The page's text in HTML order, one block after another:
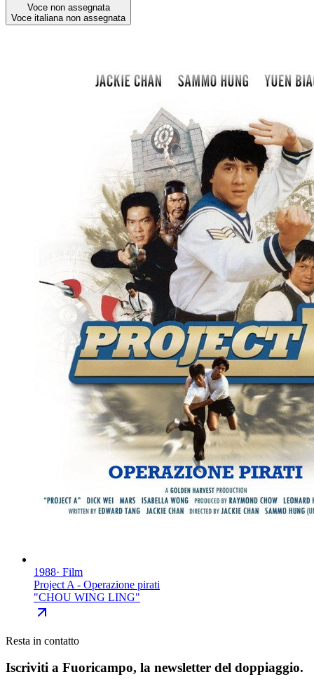
Voce non assegnata
Voce italiana non assegnata
1988· Film
Project A - Operazione pirati
"CHOU WING LING"
Resta in contatto
Iscriviti a Fuoricampo, la newsletter del doppiaggio.